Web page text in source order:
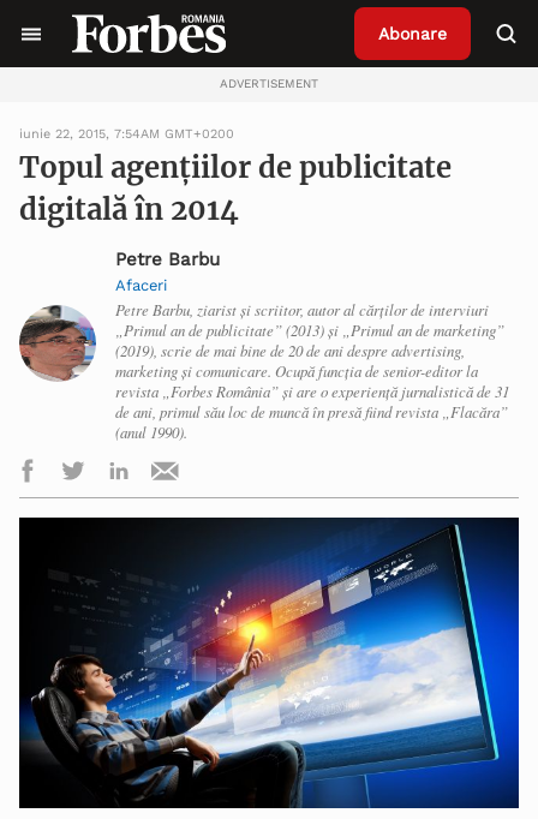
Abonare
ADVERTISEMENT
iunie 22, 2015, 7:54AM GMT+0200
Topul agențiilor de publicitate
digitală în 2014
Petre Barbu
Afaceri
Petre Barbu, ziarist și scriitor, autor al cărților de interviuri
„Primul an de publicitate” (2013) și „Primul an de marketing”
(2019), scrie de mai bine de 20 de ani despre advertising,
marketing și comunicare. Ocupă funcția de senior-editor la
revista „Forbes România” și are o experiență jurnalistică de 31
de ani, primul său loc de muncă în presă fiind revista „Flacăra”
(anul 1990).